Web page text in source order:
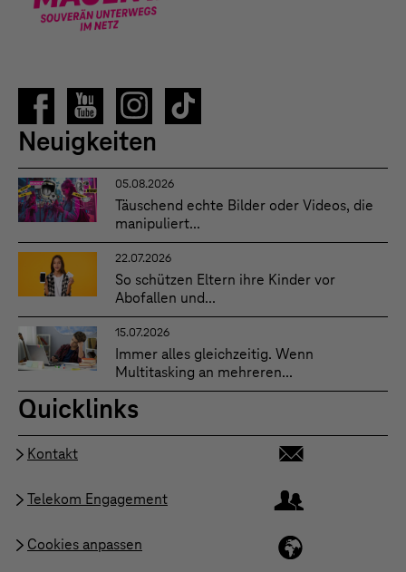
Neuigkeiten
05.08.2026
Täuschend echte Bilder oder Videos, die
manipuliert...
22.07.2026
So schützen Eltern ihre Kinder vor
Abofallen und...
15.07.2026
Immer alles gleichzeitig. Wenn
Multitasking an mehreren...
Quicklinks
Kontakt
Telekom Engagement
Cookies anpassen